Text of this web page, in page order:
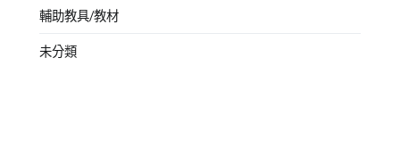
輔助教具/教材
未分類